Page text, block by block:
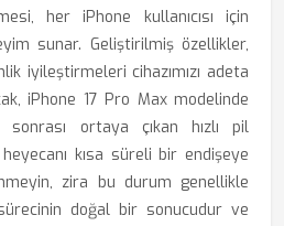
her iPhone kullanıcısı için
sunar. Geliştirilmiş özellikler,
iyileştirmeleri cihazımızı adeta
iPhone 17 Pro Max modelinde
sonrası ortaya çıkan hızlı pil
kısa süreli bir endişeye
zira bu durum genellikle
doğal bir sonucudur ve